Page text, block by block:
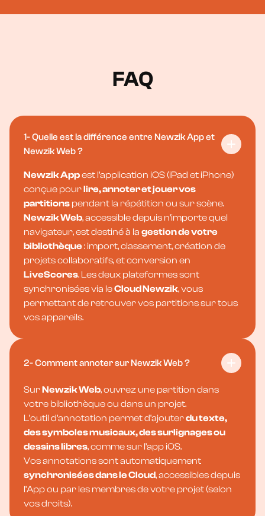
FAQ
1- Quelle est la différence entre Newzik App et
Newzik Web ?
Newzik Appest l’application iOS (iPad et iPhone)
conçue pour lire, annoter et jouer vos
partitions pendant la répétition ou sur scène.
Newzik Web, accessible depuis n’importe quel
navigateur, est destiné à la gestion de votre
bibliothèque: import, classement, création de
projets collaboratifs, et conversion en
LiveScores. Les deux plateformes sont
synchronisées via leCloud Newzik, vous
permettant de retrouver vos partitions sur tous
vos appareils.
2- Comment annoter sur Newzik Web ?
Sur Newzik Web, ouvrez une partition dans
votre bibliothèque ou dans un projet.
L’outil d’annotation permet d’ajouterdu texte,
des symboles musicaux, des surlignages ou
dessins libres, comme sur l’app iOS.
Vos annotations sont automatiquement
synchronisées dans le Cloud, accessibles depuis
l’App ou par les membres de votre projet (selon
vos droits).